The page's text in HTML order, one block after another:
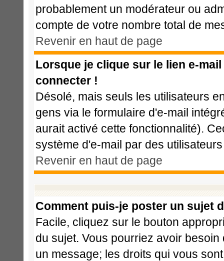
probablement un modérateur ou
compte de votre nombre total de
Revenir en haut de page
Lorsque je clique sur le lien e-
connecter !
Désolé, mais seuls les utilisateurs
gens via le formulaire d'e-mail
aurait activé cette fonctionnalité).
système d'e-mail par des
Revenir en haut de page
Comment puis-je poster un sujet
Facile, cliquez sur le bouton
du sujet. Vous pourriez avoir
un message; les droits qui vous